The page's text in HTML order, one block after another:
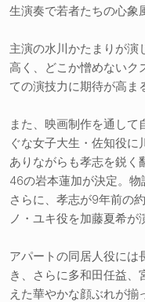
生演奏で若者たちの心象
主演の水川かたまりが演
高く、どこか憎めないク
ての演技力に期待が高ま
また、映画制作を通し
ぐな女子大生・佐知役
ありながらも孝志を鋭く
46の岩本蓮加が決定。物
さらに、孝志が9年前の
ノ・ユキ役を加藤夏希が
アパートの同居人役には
き、さらに多和田任益
えた華やかな顔ぶれが揃